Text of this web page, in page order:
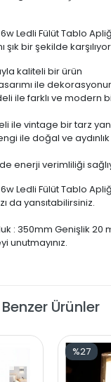
6w Ledli Fülüt Tablo
şık bir şekilde
kaliteli bir ürün
ile
ile farklı ve modern
ile vintage bir tarz
rengi ile doğal ve
enerji verimliliği
6w Ledli Fülüt Tablo
da yansıtabilirsiniz.
: 350mm Genişlik 20
unutmayınız.
Benzer Ürünler
%27